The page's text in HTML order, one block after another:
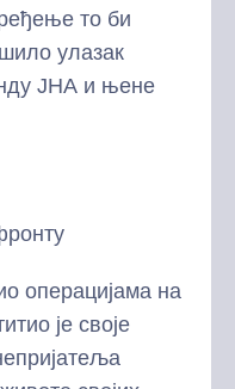
то би
улазак
ЈНА и њене
на
је своје